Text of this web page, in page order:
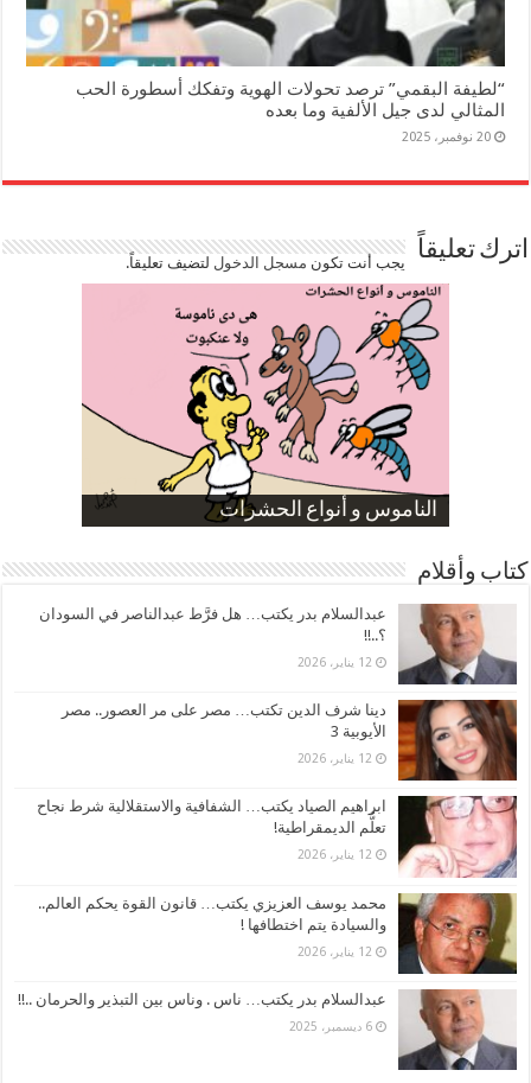
“لطيفة البقمي” ترصد تحولات الهوية وتفكك أسطورة الحب
المثالي لدى جيل الألفية وما بعده
20 نوفمبر، 2025
اترك تعليقاً يجب أنت تكون مسجل الدخوللتضيف تعليقاً.
الناموس و أنواع الحشرات
الموظفين بعد ارتفاع الأسعار
ارتفاع نسبة الطلاق في مصر
صورة كاركاتيرية
صورة كاركاتيرية
كتاب وأقلام
عبدالسلام بدر يكتب… هل فرَّط عبدالناصر في السودان
؟..!!
12 يناير، 2026
دينا شرف الدين تكتب… مصر على مر العصور.. مصر
الأيوبية 3
12 يناير، 2026
ابراهيم الصياد يكتب… الشفافية والاستقلالية شرط نجاح
تعلُّم الديمقراطية!
12 يناير، 2026
محمد يوسف العزيزي يكتب… قانون القوة يحكم العالم..
والسيادة يتم اختطافها !
12 يناير، 2026
عبدالسلام بدر يكتب… ناس . وناس بين التبذير والحرمان ..!!
6 ديسمبر، 2025